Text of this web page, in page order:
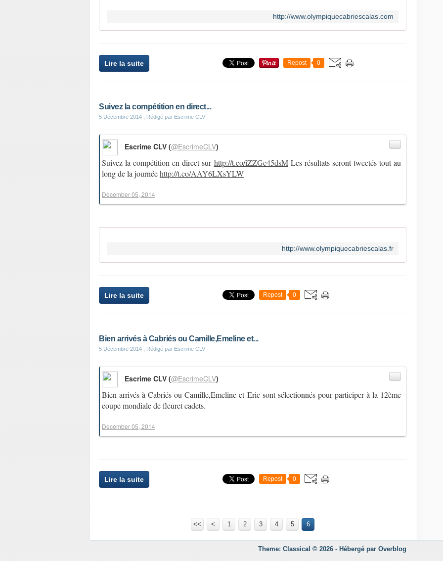
http://www.olympiquecabriescalas.com
Lire la suite Repost 0
Suivez la compétition en direct...
5 Décembre 2014 , Rédigé par Escrime CLV
Suivez la compétition en direct sur http://t.co/iZZGc45dsMLes résultats seront tweetés tout au
long de la journéehttp://t.co/AAY6LXsYLW
Escrime CLV (@EscrimeCLV)
December 05, 2014
http://www.olympiquecabriescalas.fr
Lire la suite Repost 0
Bien arrivés à Cabriés ou Camille,Emeline et...
5 Décembre 2014 , Rédigé par Escrime CLV
Bien arrivés à Cabriés ou Camille,Emeline et Eric sont sélectionnés pour participer à la 12ème
coupe mondiale de fleuret cadets.
Escrime CLV (@EscrimeCLV)
December 05, 2014
Lire la suite Repost 0
<< < 1 2 3 4 5 6
Theme: Classical © 2026 - Hébergé par Overblog